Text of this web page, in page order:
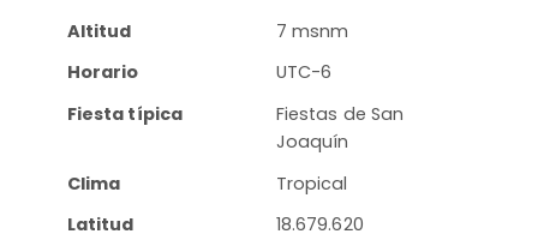
Altitud
7 msnm
Horario
UTC-6
Fiesta típica
Fiestas de San
Joaquín
Clima
Tropical
Latitud
18.679.620